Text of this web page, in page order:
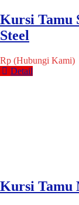
Kursi Tamu
Steel
Rp (Hubungi Kami)
Detail
Kursi Tamu